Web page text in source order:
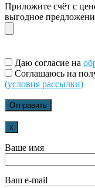
Приложите счёт с
выгодное
Даю согласие на
Соглашаюсь на
(условия рассылки)
x
Ваше имя
Ваш e-mail